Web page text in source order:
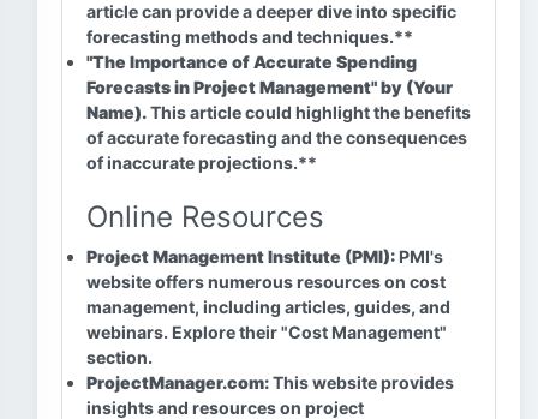
article can provide a deeper dive into specific
forecasting methods and techniques.**
"The Importance of Accurate Spending
Forecasts in Project Management" by (Your
Name).This article could highlight the benefits
of accurate forecasting and the consequences
of inaccurate projections.**
Online Resources
Project Management Institute (PMI): PMI's
website offers numerous resources on cost
management, including articles, guides, and
webinars. Explore their "Cost Management"
section.
ProjectManager.com:This website provides
insights and resources on project